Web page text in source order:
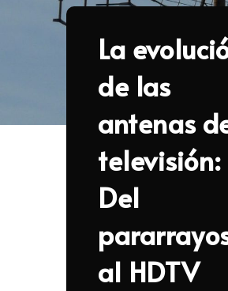
La
de las
antenas
televisión:
Del
al HDTV